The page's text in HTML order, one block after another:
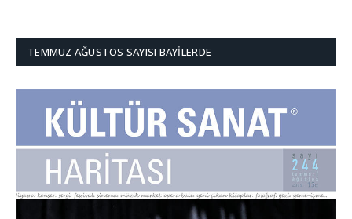
TEMMUZ AĞUSTOS SAYISI BAYILERDE